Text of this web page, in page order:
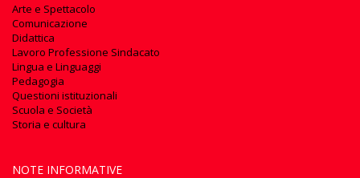
Arte e Spettacolo
Comunicazione
Didattica
Lavoro Professione Sindacato
Lingua e Linguaggi
Pedagogia
Questioni istituzionali
Scuola e Società
Storia e cultura
NOTE INFORMATIVE